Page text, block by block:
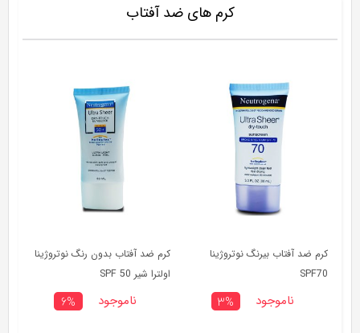
کرم های ضد آفتاب
کرم ضد آفتاب بیرنگ نوتروژینا
SPF70
3% ناموجود
کرم ضد آفتاب بدون رنگ نوتروژینا
اولترا شیر SPF 50
6% ناموجود